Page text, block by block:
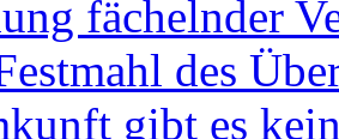
fächelnder
des
gibt es